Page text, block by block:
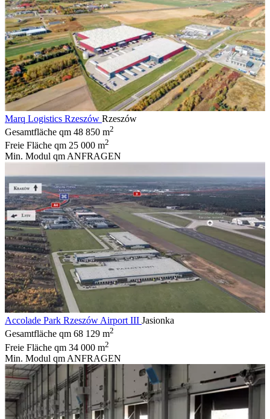
Marq Logistics Rzeszów Rzeszów
Gesamtfläche qm 48 850 m2
Freie Fläche qm 25 000 m2
Min. Modul qm ANFRAGEN
Accolade Park Rzeszów Airport III Jasionka
Gesamtfläche qm 68 129 m2
Freie Fläche qm 34 000 m2
Min. Modul qm ANFRAGEN